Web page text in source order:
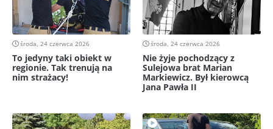
środa, 24 czerwca 2026
To jedyny taki obiekt w
regionie. Tak trenują na
nim strażacy!
środa, 24 czerwca 2026
Nie żyje pochodzący z
Sulejowa brat Marian
Markiewicz. Był kierowcą
Jana Pawła II